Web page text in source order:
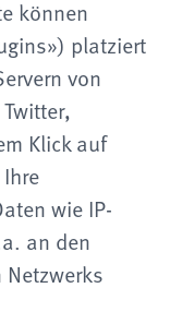
können
platziert
von
Klick auf
wie IP-
an den